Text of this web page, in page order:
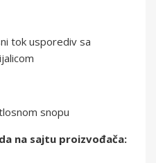
tok usporediv sa
snopu
na sajtu proizvođača: